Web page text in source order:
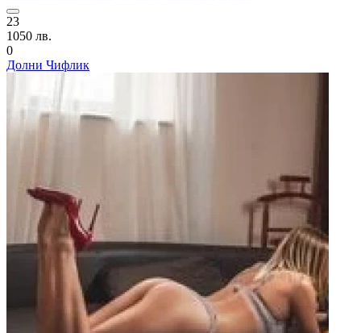
23
1050 лв.
0
Долни Чифлик